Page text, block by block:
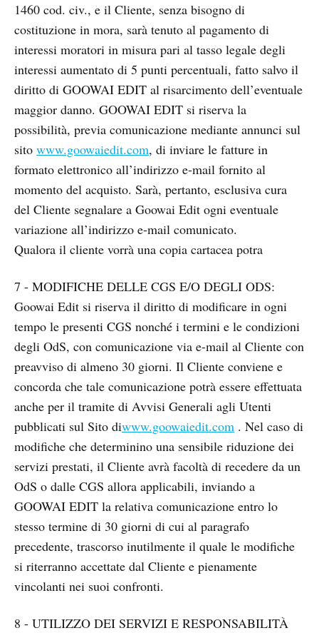
1460 cod. civ., e il Cliente, senza bisogno di
costituzione in mora, sarà tenuto al pagamento di
interessi moratori in misura pari al tasso legale degli
interessi aumentato di 5 punti percentuali, fatto salvo il
diritto di GOOWAI EDIT al risarcimento dell’eventuale
maggior danno. GOOWAI EDIT si riserva la
possibilità, previa comunicazione mediante annunci sul
sito www.goowaiedit.com, di inviare le fatture in
formato elettronico all’indirizzo e-mail fornito al
momento del acquisto. Sarà, pertanto, esclusiva cura
del Cliente segnalare a Goowai Edit ogni eventuale
variazione all’indirizzo e-mail comunicato.
Qualora il cliente vorrà una copia cartacea potra
7 - MODIFICHE DELLE CGS E/O DEGLI ODS:
Goowai Edit si riserva il diritto di modificare in ogni
tempo le presenti CGS nonché i termini e le condizioni
degli OdS, con comunicazione via e-mail al Cliente con
preavviso di almeno 30 giorni. Il Cliente conviene e
concorda che tale comunicazione potrà essere effettuata
anche per il tramite di Avvisi Generali agli Utenti
pubblicati sul Sito diwww.goowaiedit.com . Nel caso di
modifiche che determinino una sensibile riduzione dei
servizi prestati, il Cliente avrà facoltà di recedere da un
OdS o dalle CGS allora applicabili, inviando a
GOOWAI EDIT la relativa comunicazione entro lo
stesso termine di 30 giorni di cui al paragrafo
precedente, trascorso inutilmente il quale le modifiche
si riterranno accettate dal Cliente e pienamente
vincolanti nei suoi confronti.
8 - UTILIZZO DEI SERVIZI E RESPONSABILITÀ